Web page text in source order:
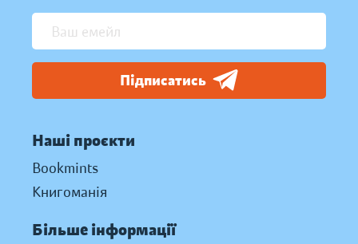
Підписатись
Наші проєкти
Bookmints
Книгоманія
Більше інформації